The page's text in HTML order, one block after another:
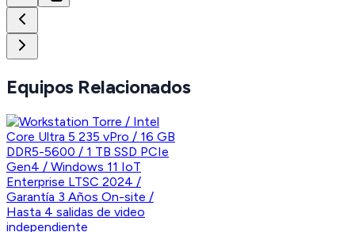
Equipos Relacionados